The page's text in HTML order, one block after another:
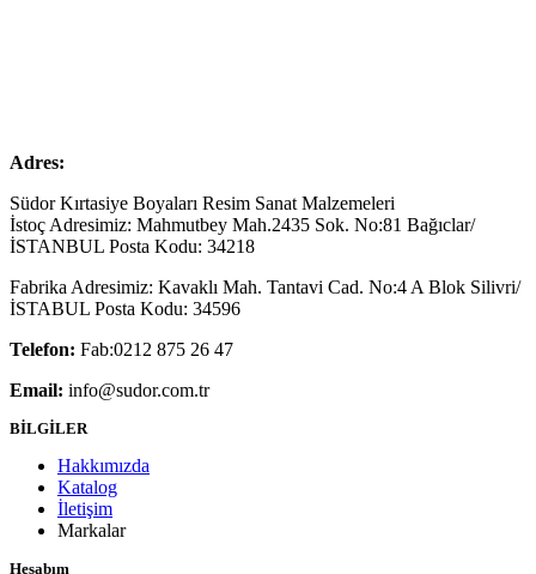
Adres:
Südor Kırtasiye Boyaları Resim Sanat Malzemeleri
İstoç Adresimiz: Mahmutbey Mah.2435 Sok. No:81 Bağıclar/
İSTANBUL Posta Kodu: 34218
Fabrika Adresimiz: Kavaklı Mah. Tantavi Cad. No:4 A Blok Silivri/
İSTABUL Posta Kodu: 34596
Telefon: Fab:0212 875 26 47
Email: info@sudor.com.tr
BİLGİLER
Hakkımızda
Katalog
İletişim
Markalar
Hesabım